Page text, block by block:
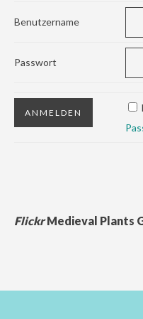
Benutzername
Passwort
FlickrMedieval Plants